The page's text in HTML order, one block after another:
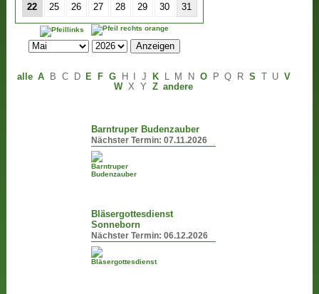
22 25 26 27 28 29 30 31
alle A B C D E F G H J K L M N O P Q R S U V
W X Y Z andere
Barntruper Budenzauber
Nächster Termin:07.11.2026
Bläsergottesdienst
Sonneborn
Nächster Termin:06.12.2026